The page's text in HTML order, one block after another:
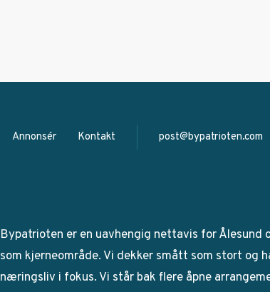
Annonsér Kontakt post@bypatrioten.com
Bypatrioten er en uavhengig nettavis for Ålesund
som kjerneområde. Vi dekker smått som stort og
næringsliv i fokus. Vi står bak flere åpne